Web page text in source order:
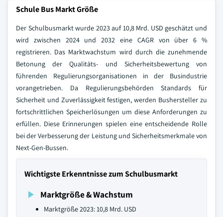
Schule Bus Markt Größe
Der Schulbusmarkt wurde 2023 auf 10,8 Mrd. USD geschätzt und
wird zwischen 2024 und 2032 eine CAGR von über 6 %
registrieren. Das Marktwachstum wird durch die zunehmende
Betonung der Qualitäts- und Sicherheitsbewertung von
führenden Regulierungsorganisationen in der Busindustrie
vorangetrieben. Da Regulierungsbehörden Standards für
Sicherheit und Zuverlässigkeit festigen, werden Bushersteller zu
fortschrittlichen Speicherlösungen um diese Anforderungen zu
erfüllen. Diese Erinnerungen spielen eine entscheidende Rolle
bei der Verbesserung der Leistung und Sicherheitsmerkmale von
Next-Gen-Bussen.
Wichtigste Erkenntnisse zum Schulbusmarkt
Marktgröße & Wachstum
Marktgröße 2023: 10,8 Mrd. USD